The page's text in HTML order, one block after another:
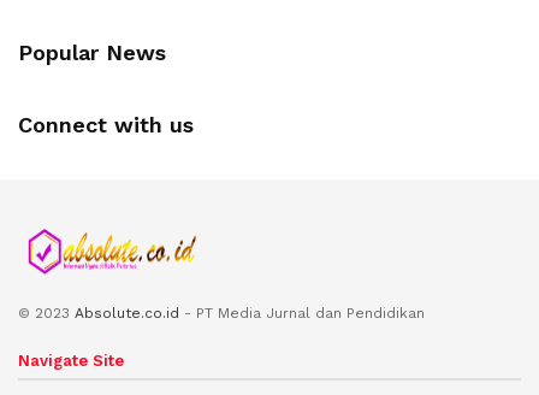
Popular News
Connect with us
© 2023 Absolute.co.id - PT Media Jurnal dan Pendidikan
Navigate Site